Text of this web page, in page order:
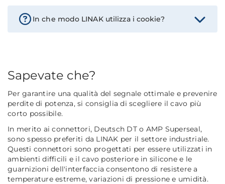
In che modo LINAK utilizza i cookie?
Sapevate che?
Per garantire una qualità del segnale ottimale e prevenire
perdite di potenza, si consiglia di scegliere il cavo più
corto possibile.
In merito ai connettori, Deutsch DT o AMP Superseal,
sono spesso preferiti da LINAK per il settore industriale.
Questi connettori sono progettati per essere utilizzati in
ambienti difficili e il cavo posteriore in silicone e le
guarnizioni dell'interfaccia consentono di resistere a
temperature estreme, variazioni di pressione e umidità.